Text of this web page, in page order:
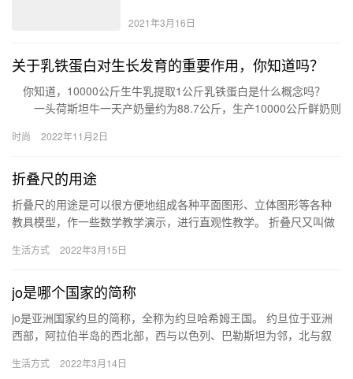
2021年3月16日
关于乳铁蛋白对生长发育的重要作用，你知道吗？
你知道，10000公斤生牛乳提取1公斤乳铁蛋白是什么概念吗？
一头荷斯坦牛一天产奶量约为88.7公斤，生产10000公斤鲜奶则
时尚 2022年11月2日
折叠尺的用途
折叠尺的用途是可以很方便地组成各种平面图形、立体图形等各种
教具模型，作一些数学教学演示，进行直观性教学。 折叠尺又叫做
木材…
生活方式 2022年3月15日
jo是哪个国家的简称
jo是亚洲国家约旦的简称，全称为约旦哈希姆王国。 约旦位于亚洲
西部，阿拉伯半岛的西北部，西与以色列、巴勒斯坦为邻，北与叙
…
生活方式 2022年3月14日